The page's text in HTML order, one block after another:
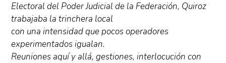
Electoral del Poder Judicial de la Federación, Quiroz
trabajaba la trinchera local
con una intensidad que pocos operadores
experimentados igualan.
Reuniones aquí y allá, gestiones, interlocución con